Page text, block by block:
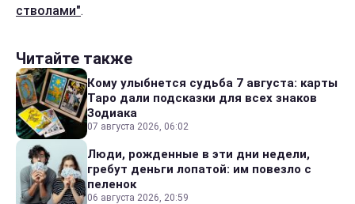
стволами".
Читайте также
Кому улыбнется судьба 7 августа: карты
Таро дали подсказки для всех знаков
Зодиака
07 августа 2026, 06:02
Люди, рожденные в эти дни недели,
гребут деньги лопатой: им повезло с
пеленок
06 августа 2026, 20:59